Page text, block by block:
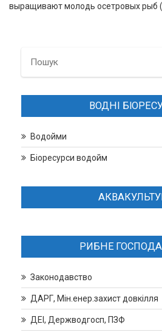
выращивают молодь осетровых рыб
ВОДНІ
Водойми
Біоресурси водойм
РИБНЕ
Законодавство
ДАРГ, Мін.енер.захист довкілля
ДЕІ, Держводгосп, ПЗФ